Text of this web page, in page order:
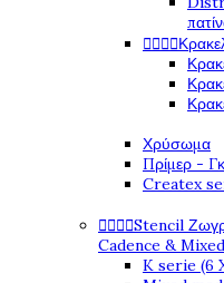

Χρύσωμα
Πρίμερ -
Createx
Stencil
Cadence &
K serie (6